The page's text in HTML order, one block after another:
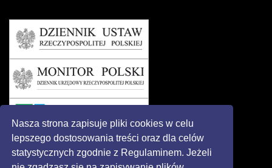
Nasza strona zapisuje pliki cookies w celu
lepszego dostosowania treści oraz dla celów
statystycznych zgodnie z Regulaminem. Jeżeli